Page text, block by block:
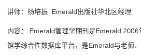
讲师：杨培振 Emerald出版社华北区经理
内容： Emerald管理学期刊是Emerald
馆学综合性数据库平台，是Emerald与老师